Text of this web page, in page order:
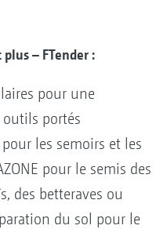
– FTender :
pour une
portés
les semoirs et les
pour le semis des
des betteraves ou
du sol pour le